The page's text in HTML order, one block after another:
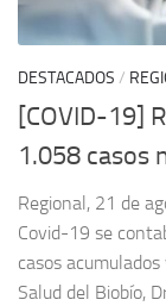
DESTACADOS /
[COVID-19]
1.058 casos
Regional, 21 de
Covid-19 se
casos
Salud del Biobío,